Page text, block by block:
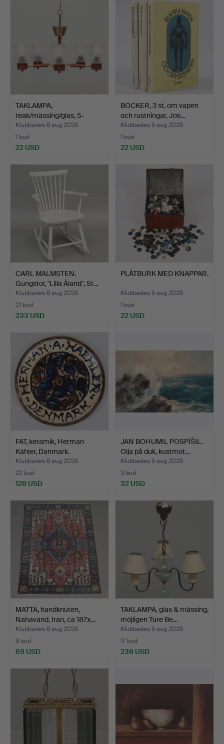
TAKLAMPA,
teak/mässing/glas, 5-
armad, 1960…
Klubbades 6 aug 2026
1 bud
22 USD
BÖCKER, 3 st, om vapen
och rustningar, Jos…
Klubbades 6 aug 2026
1 bud
22 USD
CARL MALMSTEN.
Gungstol, "Lilla Åland", St…
Klubbades 6 aug 2026
21 bud
233 USD
PLÅTBURK MED KNAPPAR.
Klubbades 6 aug 2026
1 bud
22 USD
FAT, keramik, Herman
Kähler, Danmark.
Klubbades 6 aug 2026
22 bud
128 USD
JAN BOHUMIL POSPÍŠIL.
Olja på duk, kustmot…
Klubbades 6 aug 2026
3 bud
32 USD
MATTA, handknuten,
Nahavand, Iran, ca 187x…
Klubbades 6 aug 2026
9 bud
69 USD
TAKLAMPA, glas & mässing,
möjligen Ture Be…
Klubbades 6 aug 2026
17 bud
238 USD